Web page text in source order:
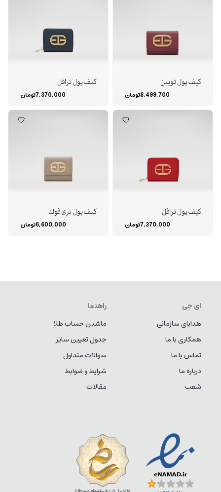
کیف پول تویین
8,499,700تومان
کیف پول ترافل
7,370,000تومان
کیف پول ترافل
7,370,000تومان
کیف پول تری فولد
6,600,000تومان
ای جی
هدایای سازمانی
همکاری با ما
تماس با ما
درباره ما
شعب
راهنما
ماشین حساب طلا
جدول تعیین سایز
سوالات متداول
شرایط و ضوابط
مقالات